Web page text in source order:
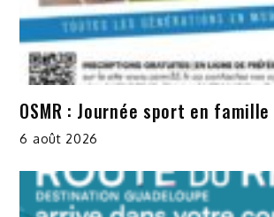
OSMR : Journée sport en famille
6 août 2026